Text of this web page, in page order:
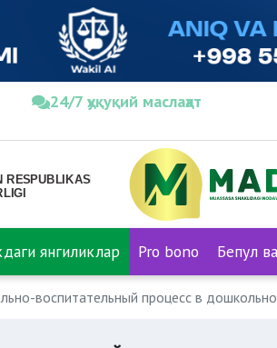
24/7 ҳуқуқий маслаҳат
янгиликлар Pro bono Бепул
воспитательный процесс в